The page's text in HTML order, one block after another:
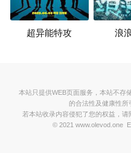
超异能特攻 浪
本站只提供WEB页面服务，本站不存
的合法性及健康性所
若本站收录内容侵犯了您的权益，请
© 2021 www.olevod.one